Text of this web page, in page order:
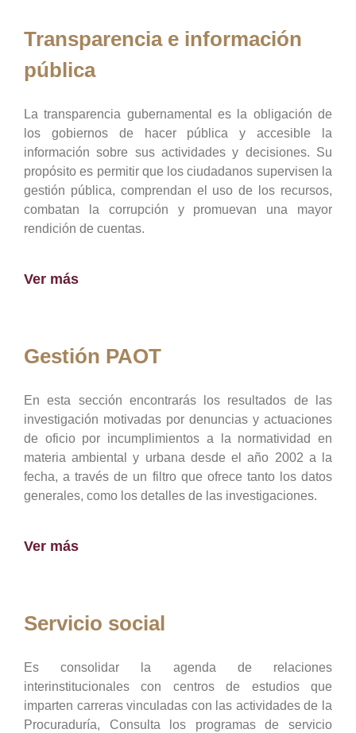
Transparencia e información
pública
La transparencia gubernamental es la obligación de
los gobiernos de hacer pública y accesible la
información sobre sus actividades y decisiones. Su
propósito es permitir que los ciudadanos supervisen la
gestión pública, comprendan el uso de los recursos,
combatan la corrupción y promuevan una mayor
rendición de cuentas.
Ver más
Gestión PAOT
En esta sección encontrarás los resultados de las
investigación motivadas por denuncias y actuaciones
de oficio por incumplimientos a la normatividad en
materia ambiental y urbana desde el año 2002 a la
fecha, a través de un filtro que ofrece tanto los datos
generales, como los detalles de las investigaciones.
Ver más
Servicio social
Es consolidar la agenda de relaciones
interinstitucionales con centros de estudios que
imparten carreras vinculadas con las actividades de la
Procuraduría, Consulta los programas de servicio